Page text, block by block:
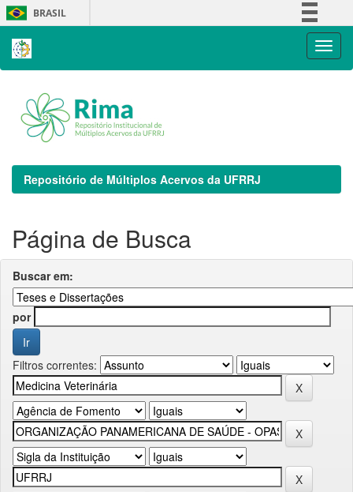
Skip
navigation
BRASIL
Repositório de Múltiplos Acervos da UFRRJ
Página de Busca
Buscar em:
por
Filtros correntes: